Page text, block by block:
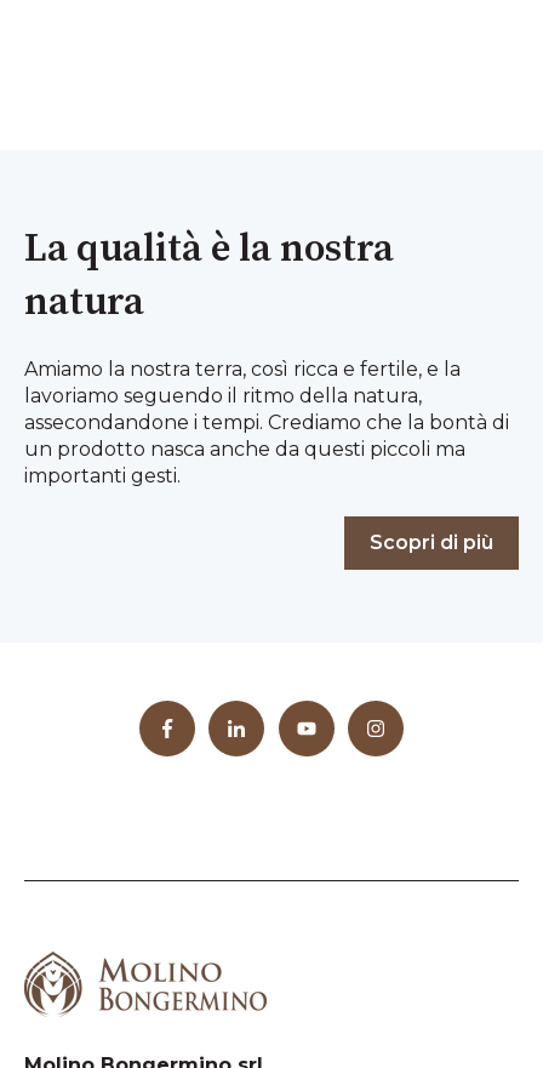
La qualità è la nostra
natura
Amiamo la nostra terra, così ricca e fertile, e la
lavoriamo seguendo il ritmo della natura,
assecondandone i tempi. Crediamo che la bontà di
un prodotto nasca anche da questi piccoli ma
importanti gesti.
Scopri di più